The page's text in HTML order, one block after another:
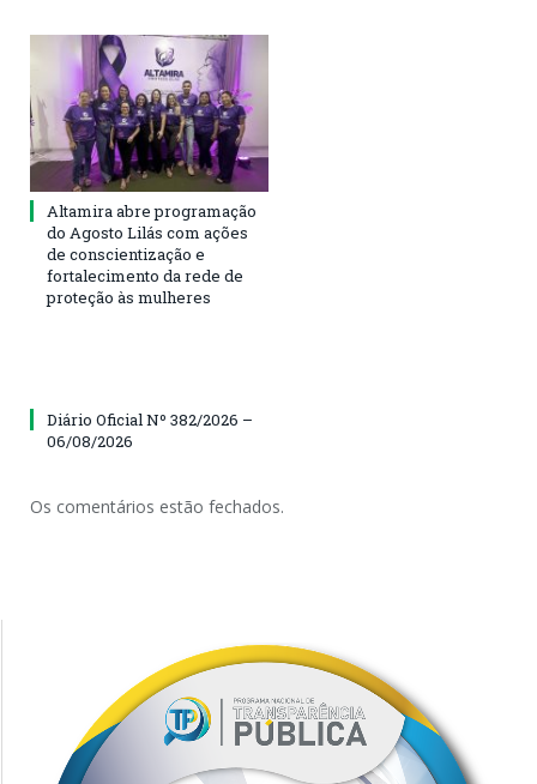
Altamira abre programação
do Agosto Lilás com ações
de conscientização e
fortalecimento da rede de
proteção às mulheres
Diário Oficial Nº 382/2026 –
06/08/2026
Os comentários estão fechados.